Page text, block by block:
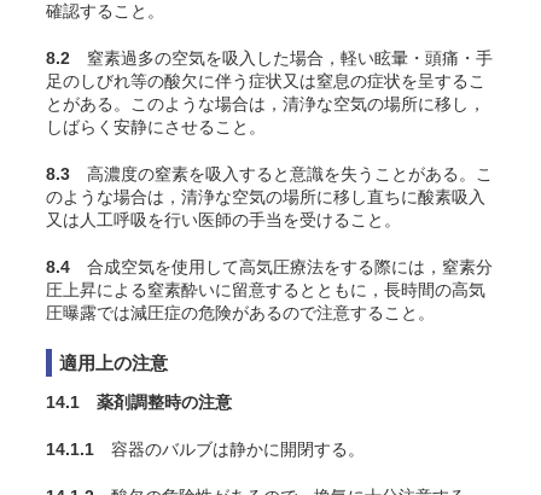
確認すること。
8.2 窒素過多の空気を吸入した場合，軽い眩暈・頭痛・手
足のしびれ等の酸欠に伴う症状又は窒息の症状を呈するこ
とがある。このような場合は，清浄な空気の場所に移し，
しばらく安静にさせること。
8.3 高濃度の窒素を吸入すると意識を失うことがある。こ
のような場合は，清浄な空気の場所に移し直ちに酸素吸入
又は人工呼吸を行い医師の手当を受けること。
8.4 合成空気を使用して高気圧療法をする際には，窒素分
圧上昇による窒素酔いに留意するとともに，長時間の高気
圧曝露では減圧症の危険があるので注意すること。
適用上の注意
14.1 薬剤調整時の注意
14.1.1 容器のバルブは静かに開閉する。